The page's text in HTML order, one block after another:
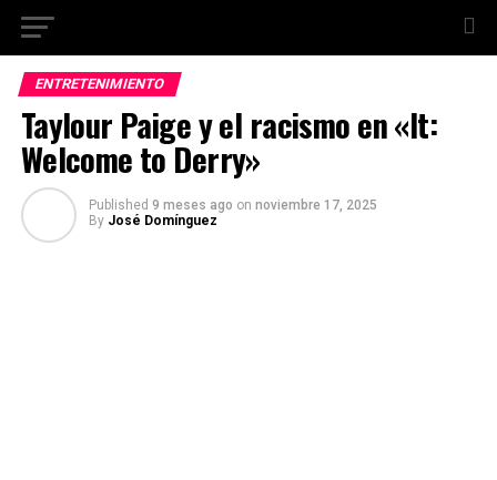
ENTRETENIMIENTO
Taylour Paige y el racismo en «It:
Welcome to Derry»
Published 9 meses ago on noviembre 17, 2025
By José Domínguez